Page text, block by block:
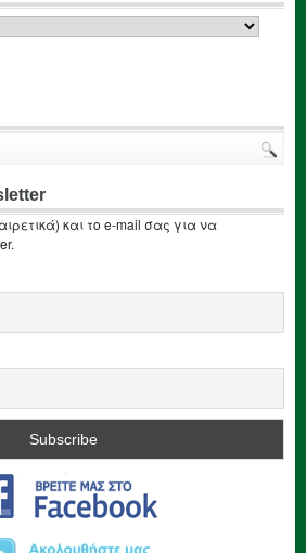
και το e-mail σας για να